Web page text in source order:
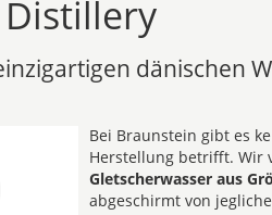
dänischen
Bei Braunstein gibt es
Herstellung betrifft. Wir
Gletscherwasser aus
abgeschirmt von